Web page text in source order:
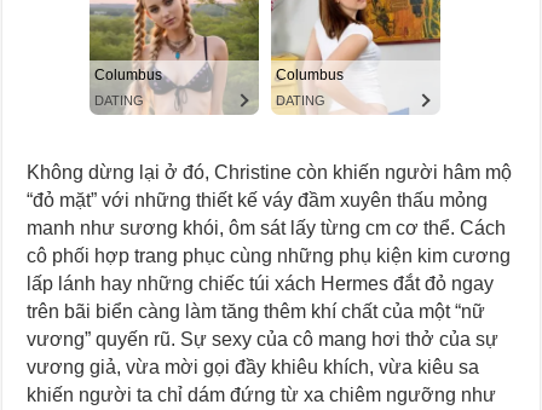
Không dừng lại ở đó, Christine còn khiến người hâm mộ
“đỏ mặt” với những thiết kế váy đầm xuyên thấu mỏng
manh như sương khói, ôm sát lấy từng cm cơ thể. Cách
cô phối hợp trang phục cùng những phụ kiện kim cương
lấp lánh hay những chiếc túi xách Hermes đắt đỏ ngay
trên bãi biển càng làm tăng thêm khí chất của một “nữ
vương” quyến rũ. Sự sexy của cô mang hơi thở của sự
vương giả, vừa mời gọi đầy khiêu khích, vừa kiêu sa
khiến người ta chỉ dám đứng từ xa chiêm ngưỡng như